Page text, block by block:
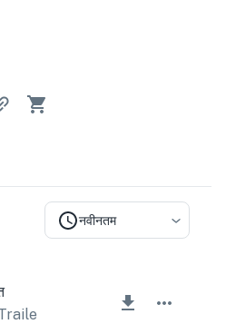
नवीनतम